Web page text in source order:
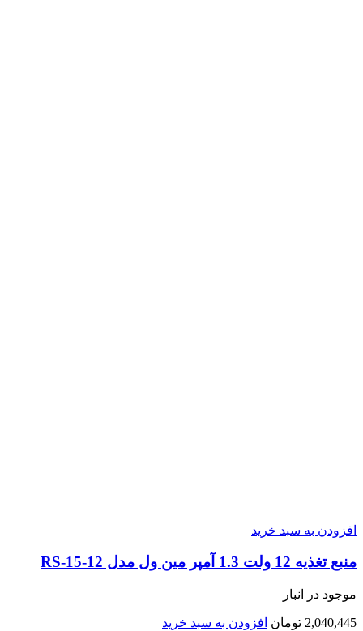
افزودن به سبد خرید
منبع تغذیه 12 ولت 1.3 آمپر مین ول مدل RS-15-12
موجود در انبار
2,040,445 تومان افزودن به سبد خرید